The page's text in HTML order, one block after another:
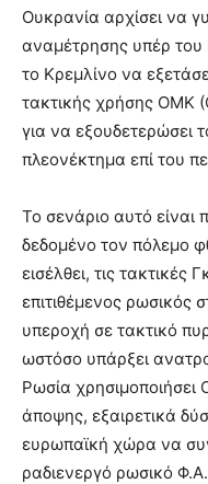
Ουκρανία αρχίσει να
αναμέτρησης υπέρ του
το Κρεμλίνο να
τακτικής χρήσης ΟΜΚ
για να εξουδετερώσει
πλεονέκτημα επί του
Το σενάριο αυτό
δεδομένο τον πόλεμο
εισέλθει, τις τακτικές
επιτιθέμενος ρωσικός
υπεροχή σε τακτικό
ωστόσο υπάρξει
Ρωσία χρησιμοποιήσει
άποψης, εξαιρετικά
ευρωπαϊκή χώρα να
ραδιενεργό ρωσικό Φ.Α.